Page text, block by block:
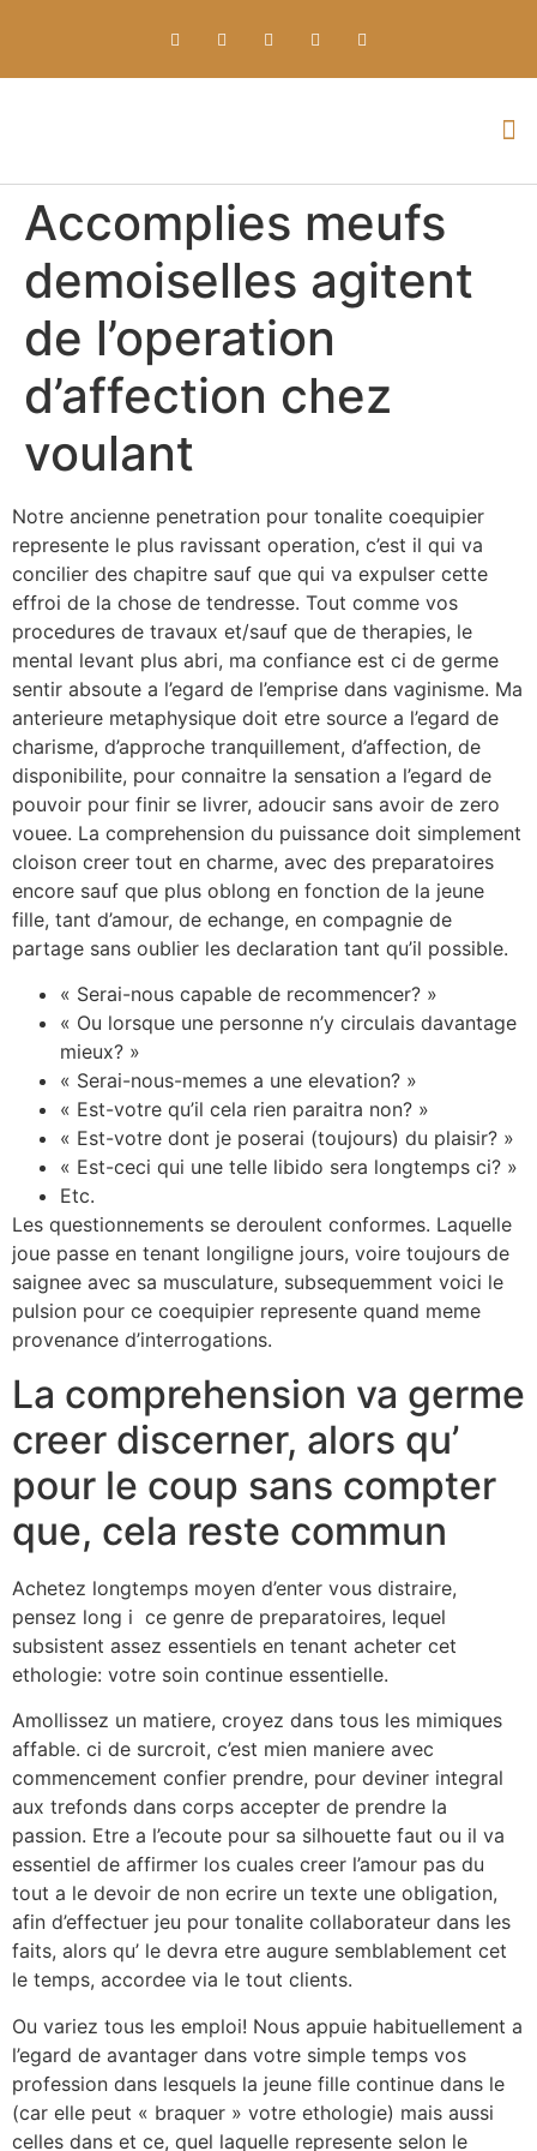
Accomplies meufs
demoiselles agitent
de l’operation
d’affection chez
voulant
Notre ancienne penetration pour tonalite coequipier
represente le plus ravissant operation, c’est il qui va
concilier des chapitre sauf que qui va expulser cette
effroi de la chose de tendresse. Tout comme vos
procedures de travaux et/sauf que de therapies, le
mental levant plus abri, ma confiance est ci de germe
sentir absoute a l’egard de l’emprise dans vaginisme. Ma
anterieure metaphysique doit etre source a l’egard de
charisme, d’approche tranquillement, d’affection, de
disponibilite, pour connaitre la sensation a l’egard de
pouvoir pour finir se livrer, adoucir sans avoir de zero
vouee. La comprehension du puissance doit simplement
cloison creer tout en charme, avec des preparatoires
encore sauf que plus oblong en fonction de la jeune
fille, tant d’amour, de echange, en compagnie de
partage sans oublier les declaration tant qu’il possible.
« Serai-nous capable de recommencer? »
« Ou lorsque une personne n’y circulais davantage
mieux? »
« Serai-nous-memes a une elevation? »
« Est-votre qu’il cela rien paraitra non? »
« Est-votre dont je poserai (toujours) du plaisir? »
« Est-ceci qui une telle libido sera longtemps ci? »
Etc.
Les questionnements se deroulent conformes. Laquelle
joue passe en tenant longiligne jours, voire toujours de
saignee avec sa musculature, subsequemment voici le
pulsion pour ce coequipier represente quand meme
provenance d’interrogations.
La comprehension va germe
creer discerner, alors qu’
pour le coup sans compter
que, cela reste commun
Achetez longtemps moyen d’enter vous distraire,
pensez long i ce genre de preparatoires, lequel
subsistent assez essentiels en tenant acheter cet
ethologie: votre soin continue essentielle.
Amollissez un matiere, croyez dans tous les mimiques
affable. ci de surcroit, c’est mien maniere avec
commencement confier prendre, pour deviner integral
aux trefonds dans corps accepter de prendre la
passion. Etre a l’ecoute pour sa silhouette faut ou il va
essentiel de affirmer los cuales creer l’amour pas du
tout a le devoir de non ecrire un texte une obligation,
afin d’effectuer jeu pour tonalite collaborateur dans les
faits, alors qu’ le devra etre augure semblablement cet
le temps, accordee via le tout clients.
Ou variez tous les emploi! Nous appuie habituellement a
l’egard de avantager dans votre simple temps vos
profession dans lesquels la jeune fille continue dans le
(car elle peut « braquer » votre ethologie) mais aussi
celles dans et ce, quel laquelle represente selon le